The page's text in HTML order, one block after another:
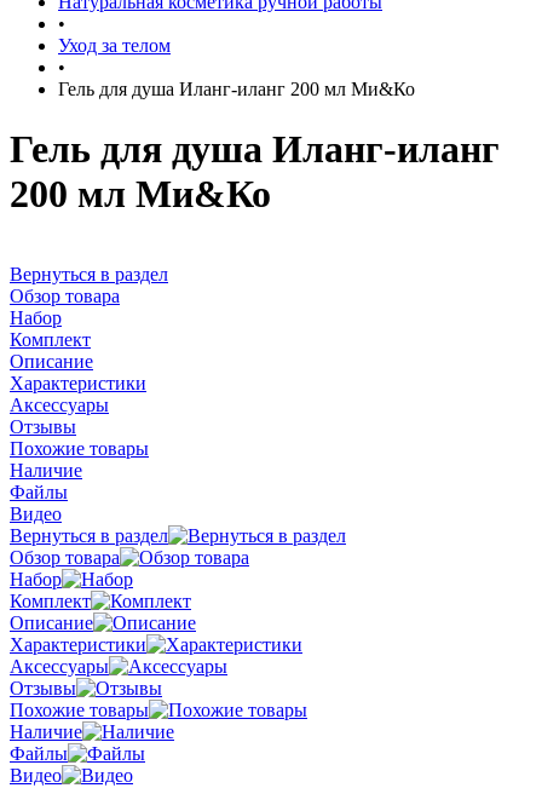
•
Уход за телом
•
Гель для душа Иланг-иланг 200 мл Ми&Ко
Гель для душа Иланг-иланг
200 мл Ми&Ко
Вернуться в раздел
Обзор товара
Набор
Комплект
Описание
Характеристики
Аксессуары
Отзывы
Похожие товары
Наличие
Файлы
Видео
Вернуться в раздел
Обзор товара
Набор
Комплект
Описание
Характеристики
Аксессуары
Отзывы
Похожие товары
Наличие
Файлы
Видео